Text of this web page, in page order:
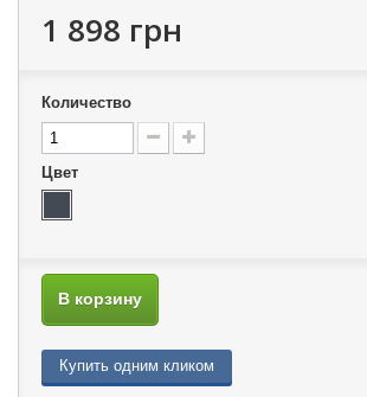
1 898 грн
Количество
Цвет
В корзину
Купить одним кликом